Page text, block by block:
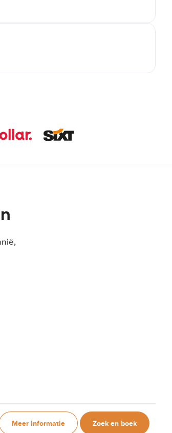
Meer informatie Zoek en boek